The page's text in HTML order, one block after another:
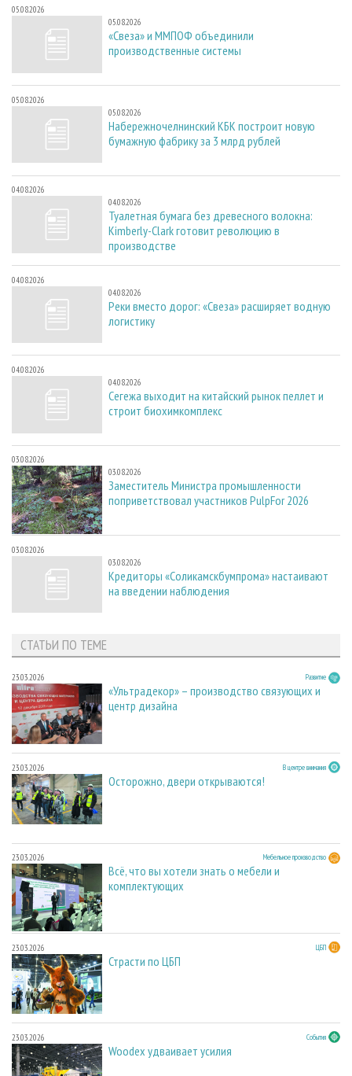
05.08.2026
05.08.2026
«Свеза» и ММПОФ объединили
производственные системы
05.08.2026
05.08.2026
Набережночелнинский КБК построит новую
бумажную фабрику за 3 млрд рублей
04.08.2026
04.08.2026
Туалетная бумага без древесного волокна:
Kimberly-Clark готовит революцию в
производстве
04.08.2026
04.08.2026
Реки вместо дорог: «Свеза» расширяет водную
логистику
04.08.2026
04.08.2026
Сегежа выходит на китайский рынок пеллет и
строит биохимкомплекс
03.08.2026
03.08.2026
Заместитель Министра промышленности
поприветствовал участников PulpFor 2026
03.08.2026
03.08.2026
Кредиторы «Соликамскбумпрома» настаивают
на введении наблюдения
СТАТЬИ ПО ТЕМЕ
23.03.2026 Развитие
«Ультрадекор» – производство связующих и
центр дизайна
23.03.2026 В центре внимания
Осторожно, двери открываются!
23.03.2026 Мебельное производство
Всё, что вы хотели знать о мебели и
комплектующих
23.03.2026 ЦБП
Страсти по ЦБП
23.03.2026 События
Woodex удваивает усилия